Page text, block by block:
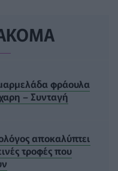
φράουλα
– Συνταγή
αποκαλύπτει
τροφές που